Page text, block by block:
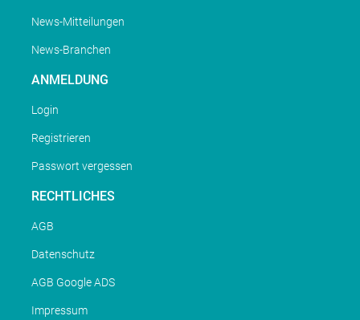
News-Mitteilungen
News-Branchen
ANMELDUNG
Login
Registrieren
Passwort vergessen
RECHTLICHES
AGB
Datenschutz
AGB Google ADS
Impressum